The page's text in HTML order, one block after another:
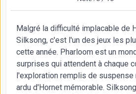
Malgré la difficulté implacable de
Silksong, c'est l'un des jeux les
cette année. Pharloom est un
surprises qui attendent à chaque
l'exploration remplis de suspense
ardu d'Hornet mémorable.